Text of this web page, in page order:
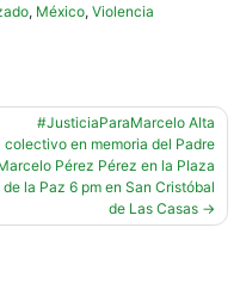
, México, Violencia
#JusticiaParaMarcelo Alta
colectivo en memoria del Padre
Pérez Pérez en la Plaza
de la Paz 6 pm en San Cristóbal
de Las Casas